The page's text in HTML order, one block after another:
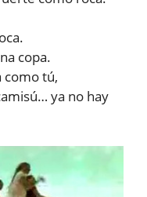
copa.
como tú,
ya no hay